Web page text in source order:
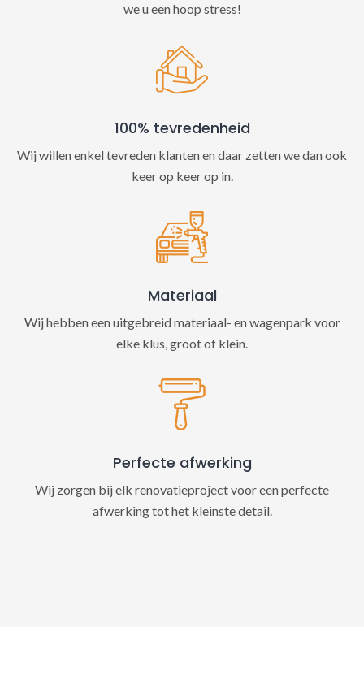
we u een hoop stress!
100% tevredenheid
Wij willen enkel tevreden klanten en daar zetten we dan ook
keer op keer op in.
Materiaal
Wij hebben een uitgebreid materiaal- en wagenpark voor
elke klus, groot of klein.
Perfecte afwerking
Wij zorgen bij elk renovatieproject voor een perfecte
afwerking tot het kleinste detail.